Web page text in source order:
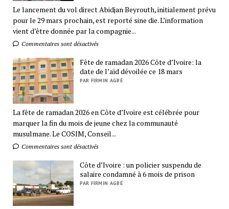
Le lancement du vol direct Abidjan Beyrouth, initialement prévu
pour le 29 mars prochain, est reporté sine die. L’information
vient d’être donnée par la compagnie...
Commentaires sont désactivés
Fête de ramadan 2026 Côte d’Ivoire: la
date de l’aïd dévoilée ce 18 mars
PAR FIRMIN AGBÉ
La fête de ramadan 2026 en Côte d’Ivoire est célébrée pour
marquer la fin du mois de jeune chez la communauté
musulmane. Le COSIM, Conseil...
Commentaires sont désactivés
Côte d’Ivoire : un policier suspendu de
salaire condamné à 6 mois de prison
PAR FIRMIN AGBÉ